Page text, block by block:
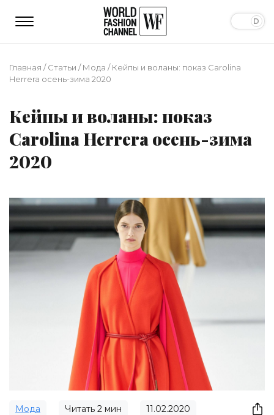
Главная /Статьи /Мода /Кейпы и воланы: показ Carolina
Herrera осень-зима 2020
Кейпы и воланы: показ
Carolina Herrera осень-зима
2020
Мода Читать 2 мин 11.02.2020